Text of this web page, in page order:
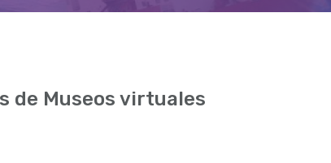
de Museos virtuales